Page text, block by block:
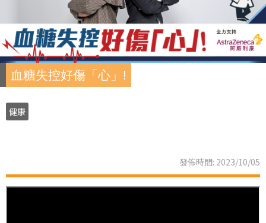
血糖失控好傷「心」!
健康
發佈時間: 2023/10/05